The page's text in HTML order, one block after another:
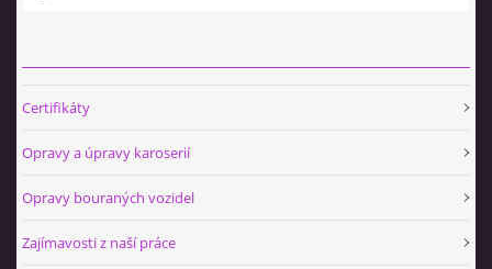
Certifikáty
Opravy a úpravy karoserií
Opravy bouraných vozidel
Zajímavosti z naší práce